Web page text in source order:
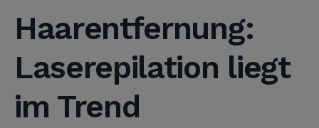
Haarentfernung:
Laserepilation liegt
im Trend